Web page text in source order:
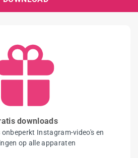
downloads
Instagram-video's en
op alle apparaten